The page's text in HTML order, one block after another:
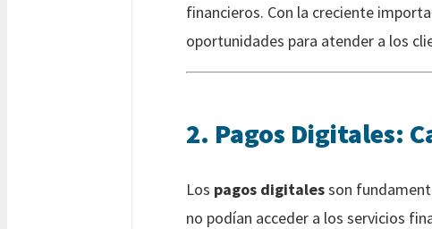
financieros. Con la creciente
oportunidades para atender a los
2. Pagos Digitales:
Los pagos digitalesson
no podían acceder a los servicios